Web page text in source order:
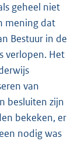
geheel niet
mening dat
Bestuur in de
verlopen. Het
van
besluiten zijn
bekeken, er
nodig was